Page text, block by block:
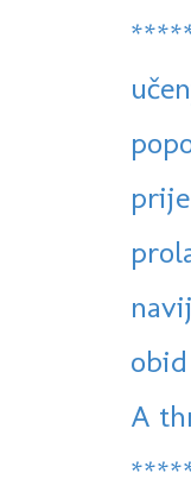
obid
A